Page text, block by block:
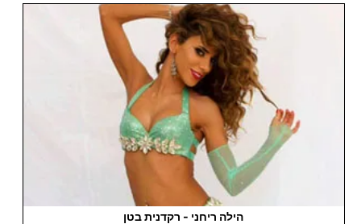
הילה ריחני - רקדנית בטן